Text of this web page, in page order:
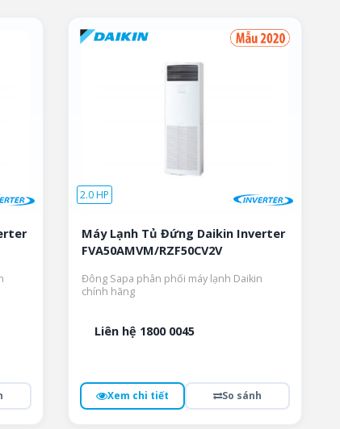
2.0 HP
Máy Lạnh Tủ Đứng Daikin Inverter
FVA50AMVM/RZF50CV2V
Đông Sapa phân phối máy lạnh Daikin
chính hãng
Liên hệ 1800 0045
Xem chi tiết So sánh